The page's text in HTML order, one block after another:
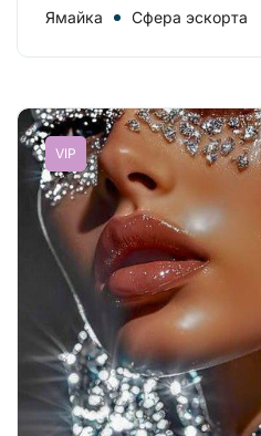
Ямайка Сфера эскорта
VIP